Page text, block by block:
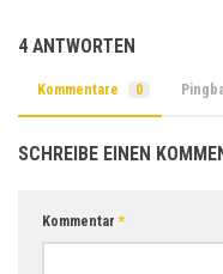
4 ANTWORTEN
Kommentare 0
SCHREIBE EINEN
Kommentar*